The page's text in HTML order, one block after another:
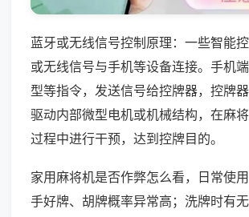
蓝牙或无线信号控制原理：一些智能
或无线信号与手机等设备连接。手机
型等指令，发送信号给控牌器，控牌
驱动内部微型电机或机械结构，在麻
过程中进行干预，达到控牌目的。
家用麻将机是否作弊怎么看，日常使
手好牌、胡牌概率异常高；洗牌时有无